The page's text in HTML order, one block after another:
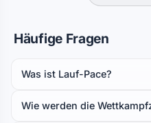
Häufige Fragen
Was ist Lauf-Pace?
Wie werden die